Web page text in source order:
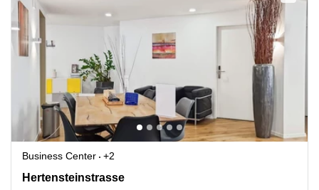
Business Center
+2
Hertensteinstrasse 51, Luzern
Hertensteinstrasse